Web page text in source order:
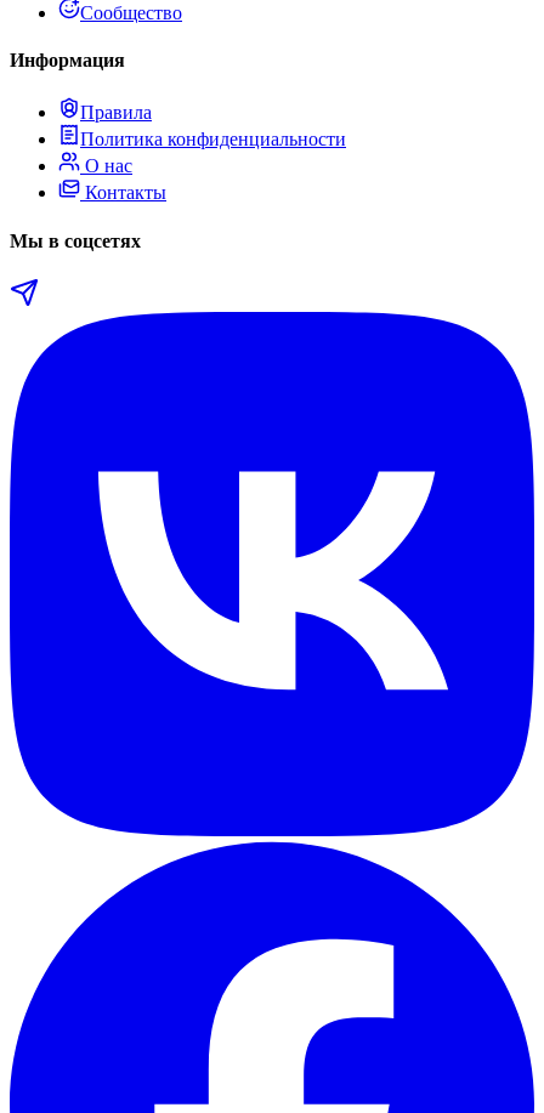
Сообщество
Информация
Правила
Политика конфиденциальности
О нас
Контакты
Мы в соцсетях